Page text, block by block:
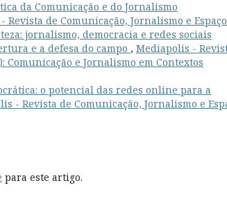
da Comunicação e do Jornalismo
Revista de Comunicação, Jornalismo e Espaço
jornalismo, democracia e redes sociais
e a defesa do campo , Mediapolis -
Comunicação e Jornalismo em Contextos
o potencial das redes online para a
- Revista de Comunicação, Jornalismo e
para este artigo.